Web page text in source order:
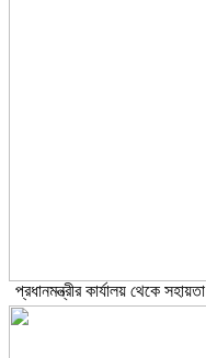
প্রধানমন্ত্রীর কার্যালয় থেকে সহায়তা